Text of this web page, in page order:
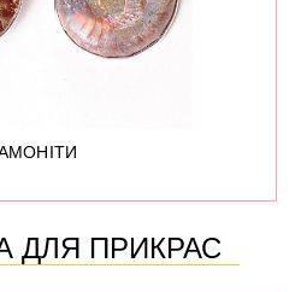
АМОНІТИ
ДЛЯ ПРИКРАС